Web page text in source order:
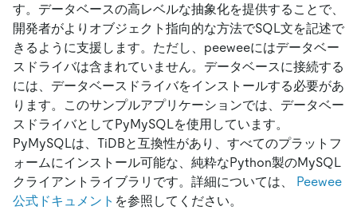
す。データベースの高レベルな抽象化を提供することで、
開発者がよりオブジェクト指向的な方法でSQL文を記述で
きるように支援します。ただし、peeweeにはデータベー
スドライバは含まれていません。データベースに接続する
には、データベースドライバをインストールする必要があ
ります。このサンプルアプリケーションでは、データベー
スドライバとしてPyMySQLを使用しています。
PyMySQLは、TiDBと互換性があり、すべてのプラットフ
ォームにインストール可能な、純粋なPython製のMySQL
クライアントライブラリです。詳細については、 Peewee
公式ドキュメント を参照してください。